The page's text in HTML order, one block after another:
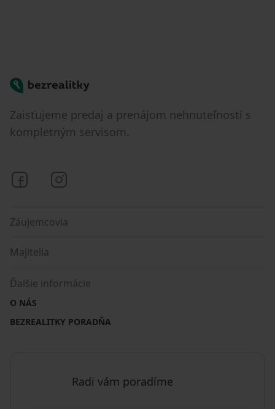
Bezrealitky
Zaisťujeme predaj a prenájom nehnuteľností s
kompletným servisom.
Bezrealitky na Facebooku
Záujemcovia
Majitelia
Ďalšie informácie
O NÁS
BEZREALITKY PORADŇA
Radi vám poradíme